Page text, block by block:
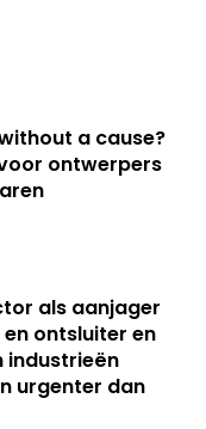
a cause?
ontwerpers
als aanjager
ontsluiter en
industrieën
urgenter dan